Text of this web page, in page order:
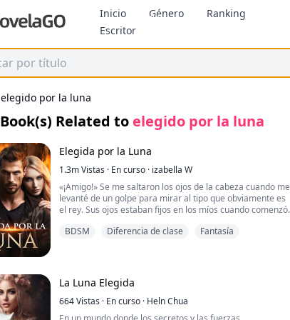
Inicio Género
Ranking
Escritor
Bonus
elegido por la luna
Book(s) Related to elegido por la luna
Elegida por la Luna
1.3mVistas · En curso · izabella W
«¡Amigo!» Se me saltaron los ojos de la cabeza cuando me
levanté de un golpe para mirar al tipo que obviamente es
el rey. Sus ojos estaban fijos en los míos cuando comenzó
familiar, era el mismo tipo con el que me topé solo una o
En un futuro distópico, es el quinto aniversario del fin de la
tierra tal como la conocíamos. Una raza de criaturas
BDSM Diferencia de clase Fantasía
La Luna Elegida
664Vistas · En curso · Heln Chua